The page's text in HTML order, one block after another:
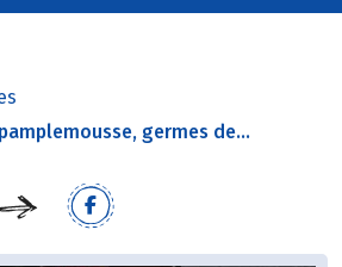
germes de...